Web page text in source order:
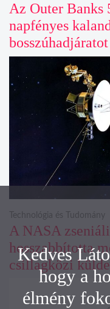
Az Outer Banks
napfényes
A NASA
hosszabbította
csillagközi
Technológia és Tudomány
Kedves
hogy a
élmény